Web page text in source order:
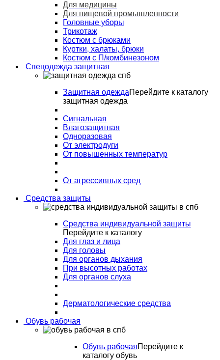
Для медицины
Для пищевой промышленности
Головные уборы
Трикотаж
Костюм с брюками
Куртки, халаты, брюки
Костюм с П/комбинезоном
Спецодежда защитная
Защитная одеждаПерейдите к каталогу
защитная одежда
Сигнальная
Влагозащитная
Одноразовая
От электродуги
От повышенных температур
От агрессивных сред
Средства защиты
Средства индивидуальной защиты
Перейдите к каталогу
Для глаз и лица
Для головы
Для органов дыхания
При высотных работах
Для органов слуха
Дерматологические средства
Обувь рабочая
Обувь рабочаяПерейдите к
каталогу обувь